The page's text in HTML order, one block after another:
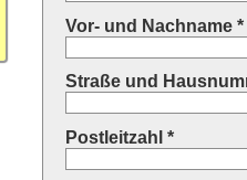
Vor- und Nachname *
Straße und
Postleitzahl *